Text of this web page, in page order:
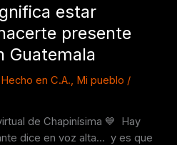
estar
presente
Guatemala
Hecho en C.A., Mi pueblo /
de Chapinísima 💙 Hay
dice en voz alta… y es que